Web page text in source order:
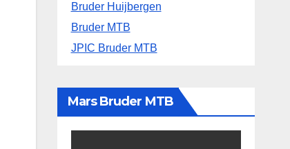
Bruder Huijbergen
Bruder MTB
JPIC Bruder MTB
Mars Bruder MTB